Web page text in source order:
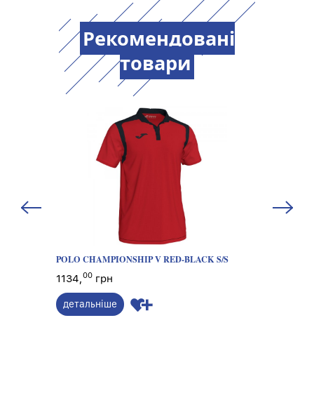
Рекомендовані
товари
POLO CHAMPIONSHIP V RED-BLACK S/S
1134,00 грн
детальніше